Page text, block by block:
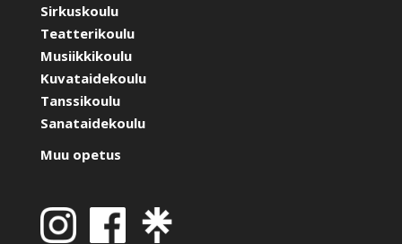
Sirkuskoulu
Teatterikoulu
Musiikkikoulu
Kuvataidekoulu
Tanssikoulu
Sanataidekoulu
Muu opetus